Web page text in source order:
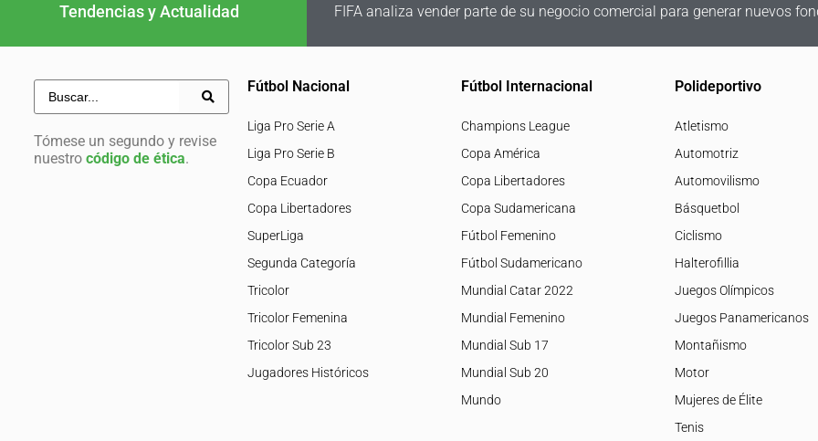
Tendencias y Actualidad FIFA analiza vender parte de su negocio comercial para generar nuevos
Tómese un segundo y revise
nuestro código de ética.
Fútbol Nacional
Liga Pro Serie A
Liga Pro Serie B
Copa Ecuador
Copa Libertadores
SuperLiga
Segunda Categoría
Tricolor
Tricolor Femenina
Tricolor Sub 23
Jugadores Históricos
Fútbol Internacional
Champions League
Copa América
Copa Libertadores
Copa Sudamericana
Fútbol Femenino
Fútbol Sudamericano
Mundial Catar 2022
Mundial Femenino
Mundial Sub 17
Mundial Sub 20
Mundo
Polideportivo
Atletismo
Automotriz
Automovilismo
Básquetbol
Ciclismo
Halterofillia
Juegos Olímpicos
Juegos Panamericanos
Montañismo
Motor
Mujeres de Élite
Tenis